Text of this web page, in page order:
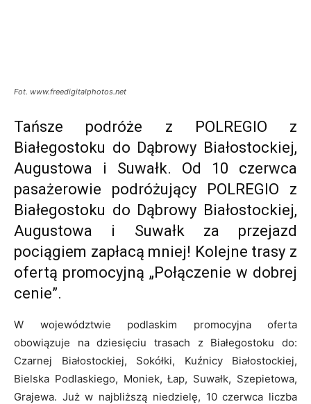
Fot. www.freedigitalphotos.net
Tańsze podróże z POLREGIO z
Białegostoku do Dąbrowy Białostockiej,
Augustowa i Suwałk. Od 10 czerwca
pasażerowie podróżujący POLREGIO z
Białegostoku do Dąbrowy Białostockiej,
Augustowa i Suwałk za przejazd
pociągiem zapłacą mniej! Kolejne trasy z
ofertą promocyjną „Połączenie w dobrej
cenie”.
W województwie podlaskim promocyjna oferta
obowiązuje na dziesięciu trasach z Białegostoku do:
Czarnej Białostockiej, Sokółki, Kuźnicy Białostockiej,
Bielska Podlaskiego, Moniek, Łap, Suwałk, Szepietowa,
Grajewa. Już w najbliższą niedzielę, 10 czerwca liczba